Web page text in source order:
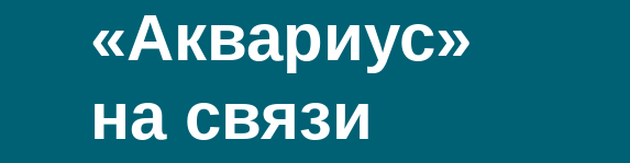
«Аквариус»
на связи